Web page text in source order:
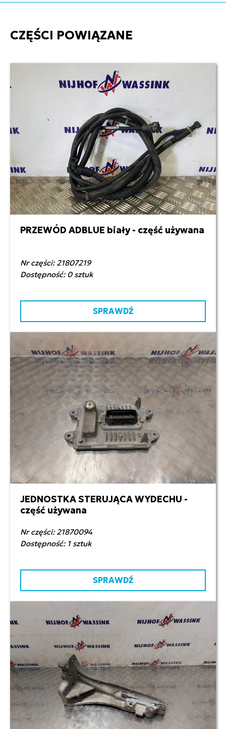
CZĘŚCI POWIĄZANE
300,00 zł netto
PRZEWÓD ADBLUE biały - część używana
Nr części: 21807219
Dostępność: 0 sztuk
SPRAWDŹ
650,00 zł netto
JEDNOSTKA STERUJĄCA WYDECHU -
część używana
Nr części: 21870094
Dostępność: 1 sztuk
SPRAWDŹ